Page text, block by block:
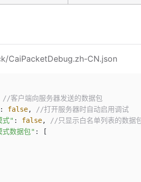
CaiPacketDebug.zh-CN.json
//客户端向服务器发送的数据包
: false,
//打开服务器时自动启用调试
式"
: false,
//只显示白名单列表的数据
数据包"
: [